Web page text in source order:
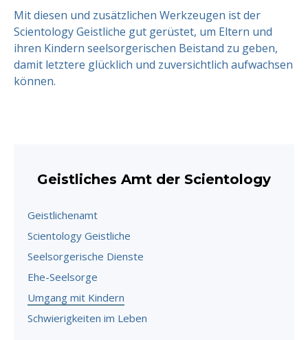
Mit diesen und zusätzlichen Werkzeugen ist der
Scientology Geistliche gut gerüstet, um Eltern und
ihren Kindern seelsorgerischen Beistand zu geben,
damit letztere glücklich und zuversichtlich aufwachsen
können.
Geistliches Amt der Scientology
Geistlichenamt
Scientology Geistliche
Seelsorgerische Dienste
Ehe-Seelsorge
Umgang mit Kindern
Schwierigkeiten im Leben